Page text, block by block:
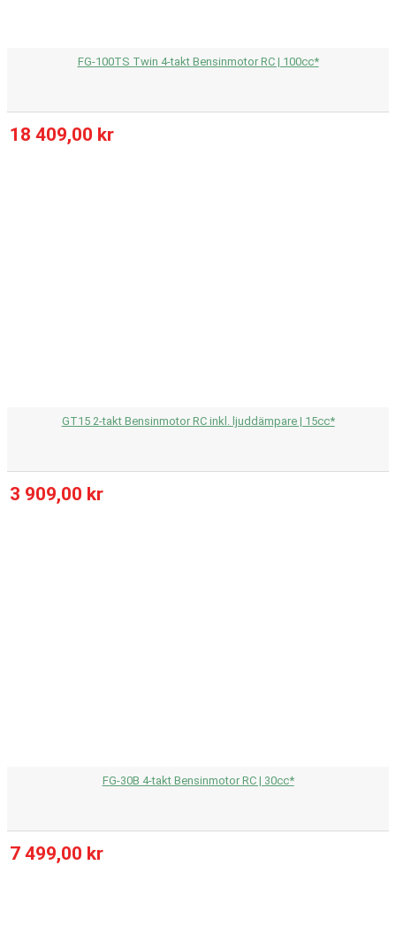
FG-100TS Twin 4-takt Bensinmotor RC | 100cc*
18 409,00 kr
GT15 2-takt Bensinmotor RC inkl. ljuddämpare | 15cc*
3 909,00 kr
FG-30B 4-takt Bensinmotor RC | 30cc*
7 499,00 kr